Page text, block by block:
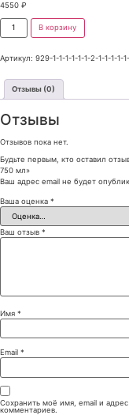
4550 ₽
В корзину
Артикул: 929-1-1-1-1-1-1-2-1-1-1-1-
Отзывы (0)
Отзывы
Отзывов пока нет.
Будьте первым, кто оставил
750 мл»
Ваш адрес email не будет
Ваша оценка *
Ваш отзыв *
Имя *
Email *
Сохранить моё имя, email и
комментариев.